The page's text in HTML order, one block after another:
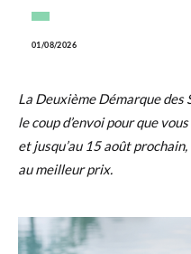
01/08/2026
La Deuxième Démarque des
le coup d’envoi pour que
et jusqu’au 15 août
au meilleur prix.